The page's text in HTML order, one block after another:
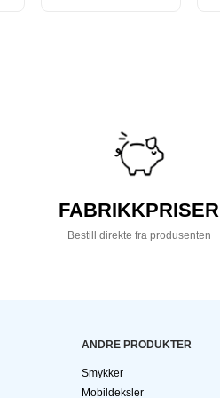
FABRIKKPRISER
Bestill direkte fra produsenten
ANDRE PRODUKTER
Smykker
Mobildeksler